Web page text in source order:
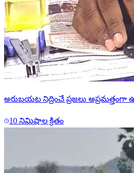
అరుబయట నిద్రించే ప్రజలు అప్రమత్తంగా
10 నిమిషాల క్రితం